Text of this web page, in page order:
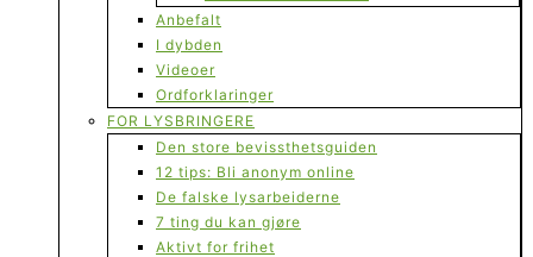
Anbefalt
I dybden
Videoer
Ordforklaringer
FOR LYSBRINGERE
Den store bevissthetsguiden
12 tips: Bli anonym online
De falske lysarbeiderne
7 ting du kan gjøre
Aktivt for frihet